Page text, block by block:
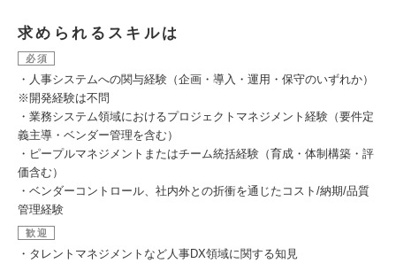
求められるスキルは
必須
・人事システムへの関与経験（企画・導入・運用・保守のいずれか）
※開発経験は不問
・業務システム領域におけるプロジェクトマネジメント経験（要件定
義主導・ベンダー管理を含む）
・ピープルマネジメントまたはチーム統括経験（育成・体制構築・評
価含む）
・ベンダーコントロール、社内外との折衝を通じたコスト/納期/品質
管理経験
歓迎
・タレントマネジメントなど人事DX領域に関する知見